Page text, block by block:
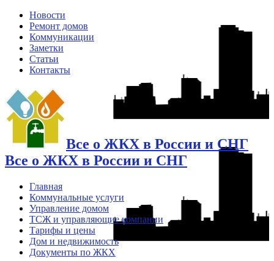
Новости
Ремонт домов
Коммуникации
Заметки
Статьи
Контакты
Все о ЖКХ в России и СНГ
Все о ЖКХ в России и СНГ
Главная
Коммунальные услуги
Управление домом
ТСЖ и управляющие компании
Тарифы и цены
Дом и недвижимость
Документы по ЖКХ